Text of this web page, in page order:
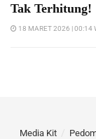
Tak Terhitung!
18 MARET 2026 | 00:14
Media Kit